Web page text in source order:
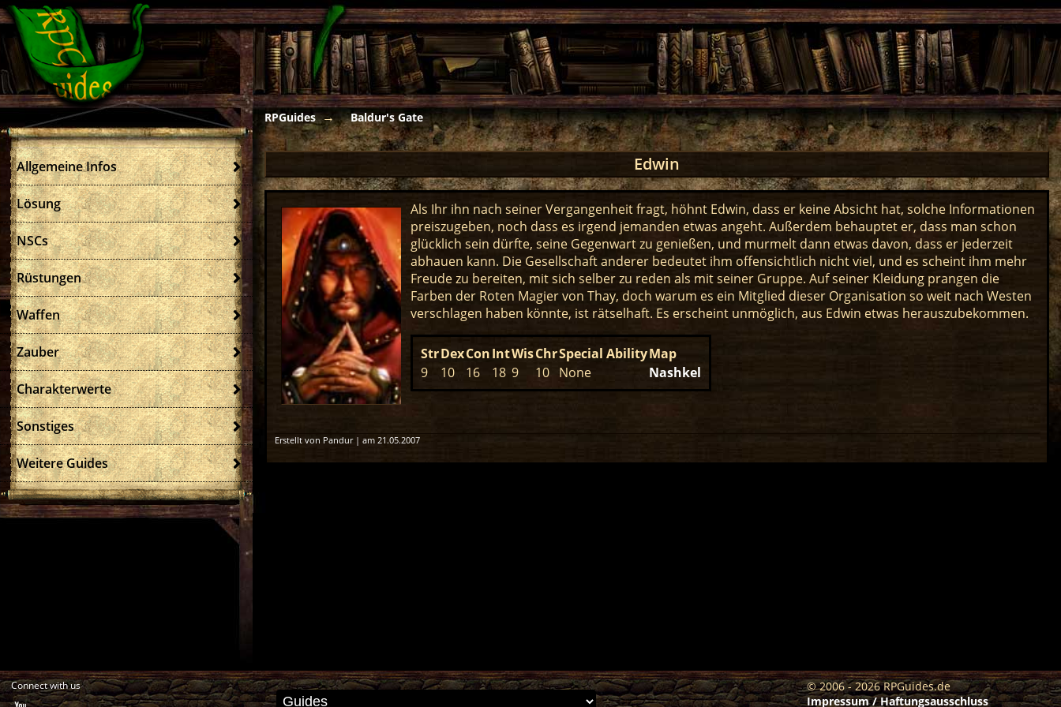
Allgemeine Infos
Lösung
NSCs
Rüstungen
Waffen
Zauber
Charakterwerte
Sonstiges
Weitere Guides
RPGuides Baldur's Gate
Edwin
Als Ihr ihn nach seiner Vergangenheit fragt, höhnt Edwin, dass er keine Absicht hat, solche Informationen
preiszugeben, noch dass es irgend jemanden etwas angeht. Außerdem behauptet er, dass man schon
glücklich sein dürfte, seine Gegenwart zu genießen, und murmelt dann etwas davon, dass er jederzeit
abhauen kann. Die Gesellschaft anderer bedeutet ihm offensichtlich nicht viel, und es scheint ihm mehr
Freude zu bereiten, mit sich selber zu reden als mit seiner Gruppe. Auf seiner Kleidung prangen die
Farben der Roten Magier von Thay, doch warum es ein Mitglied dieser Organisation so weit nach Westen
verschlagen haben könnte, ist rätselhaft. Es erscheint unmöglich, aus Edwin etwas herauszubekommen.
StrDexConIntWisChrSpecial AbilityMap
9
10 16 18 9 10 None Nashkel
Erstellt von Pandur | am 21.05.2007
Connect with us
© 2006 - 2026 RPGuides.de
Impressum / Haftungsausschluss